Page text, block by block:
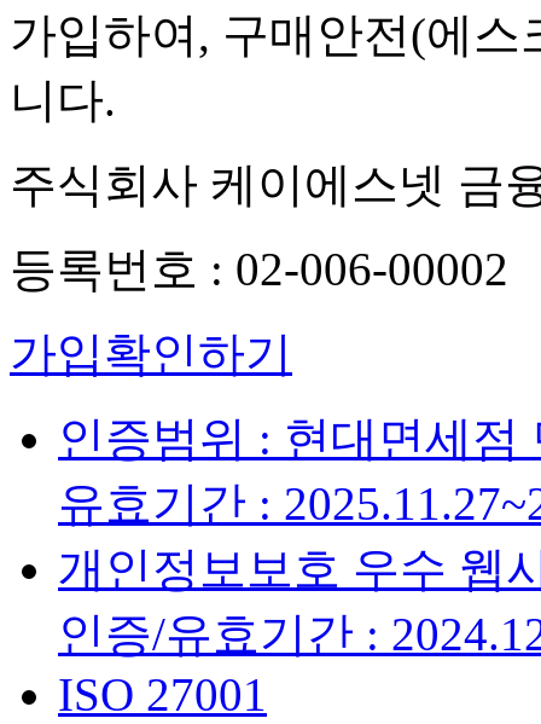
가입하여, 구매안전(에
니다.
주식회사 케이에스넷 금
등록번호 : 02-006-00002
가입확인하기
인증범위 : 현대면세점
유효기간 :
개인정보보호 우수 웹
인증/유효기간 :
ISO 27001